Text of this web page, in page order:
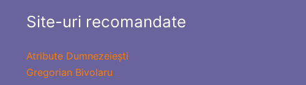
Site-uri recomandate
Atribute Dumnezeiești
Gregorian Bivolaru